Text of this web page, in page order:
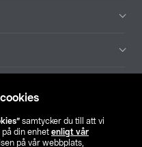
samtycker du till att vi
på din enhet enligt vår
på vår webbplats,